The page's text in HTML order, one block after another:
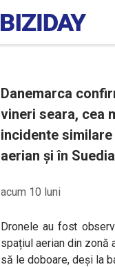
Danemarca
vineri seara, cea
incidente
aerian și în
acum 10 luni
Dronele au fost
spațiul aerian din zonă
să le doboare, deși la